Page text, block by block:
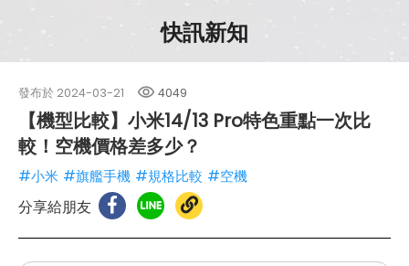
快訊新知
發布於 2024-03-21 4049
【機型比較】小米14/13 Pro特色重點一次比
較！空機價格差多少？
#小米 #旗艦手機 #規格比較 #空機
分享給朋友